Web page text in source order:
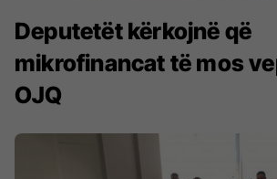
Deputetët kërkojnë që
mikrofinancat të mos
OJQ